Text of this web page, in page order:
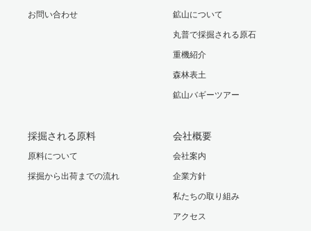
お問い合わせ 鉱山について
丸普で採掘される原石
重機紹介
森林表土
鉱山バギーツアー
採掘される原料
原料について
採掘から出荷までの流れ
会社概要
会社案内
企業方針
私たちの取り組み
アクセス